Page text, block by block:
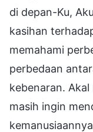
di depan-Ku,
kasihan
memahami
perbedaan
kebenaran.
masih ingin